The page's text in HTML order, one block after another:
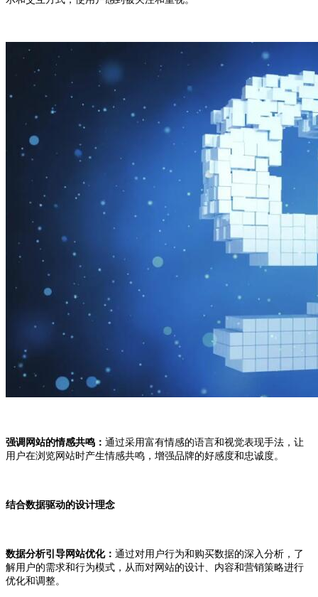
强调网站的情感共鸣： 通过采用富有情感的语言和视觉表现手法，让
用户在浏览网站时产生情感共鸣，增强品牌的好感度和忠诚度。
结合数据驱动的设计理念
数据分析引导网站优化： 通过对用户行为和购买数据的深入分析，了
解用户的需求和行为模式，从而对网站的设计、内容和营销策略进行
优化和调整。